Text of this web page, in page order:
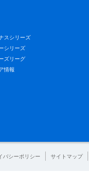
スシリーズ
シリーズ
ズリーグ
情報
バシーポリシー サイトマップ